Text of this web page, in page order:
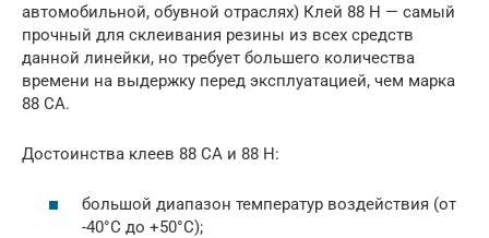
автомобильной, обувной отраслях) Клей 88 Н — самый
прочный для склеивания резины из всех средств
данной линейки, но требует большего количества
времени на выдержку перед эксплуатацией, чем марка
88 СА.
Достоинства клеев 88 СА и 88 Н:
большой диапазон температур воздействия (от
-40°C до +50°C);